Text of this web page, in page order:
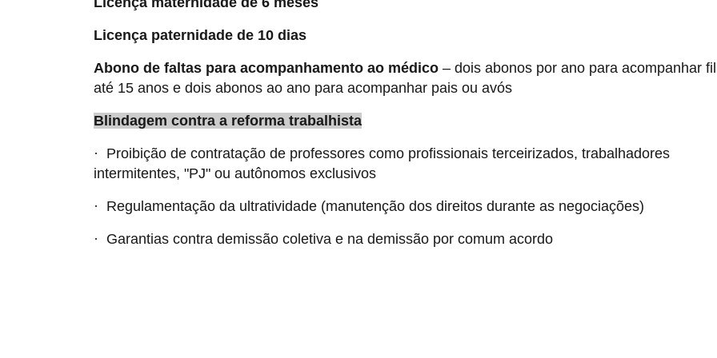
Licença paternidade de 10 dias
Abono de faltas para acompanhamento ao médico – dois abonos por ano para acompanhar
até 15 anos e dois abonos ao ano para acompanhar pais ou avós
Blindagem contra a reforma trabalhista
· Proibição de contratação de professores como profissionais terceirizados, trabalhadores
intermitentes, "PJ" ou autônomos exclusivos
· Regulamentação da ultratividade (manutenção dos direitos durante as negociações)
· Garantias contra demissão coletiva e na demissão por comum acordo